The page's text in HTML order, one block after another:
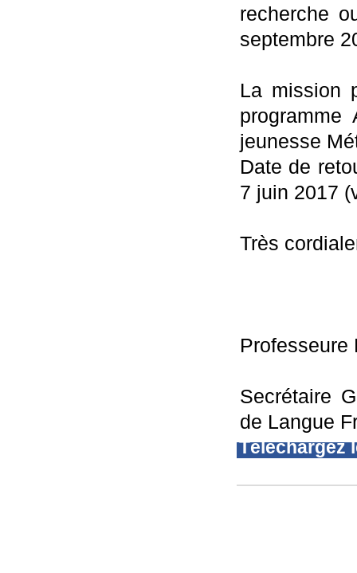
recherche
septembre
La mission
jeunesse
Date de
7 juin 2017
Très
Professeure
Secrétaire
de Langue
Téléchargez